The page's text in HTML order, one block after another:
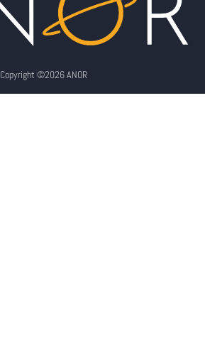
Copyright ©2026 ANOR